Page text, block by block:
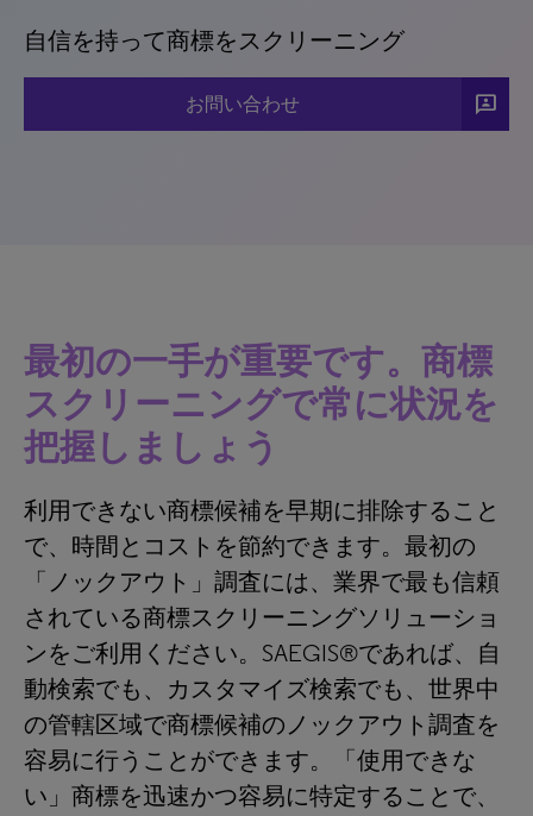
自信を持って商標をスクリーニング
お問い合わせ 3p
最初の一手が重要です。商標
スクリーニングで常に状況を
把握しましょう
利用できない商標候補を早期に排除すること
で、時間とコストを節約できます。最初の
「ノックアウト」調査には、業界で最も信頼
されている商標スクリーニングソリューショ
ンをご利用ください。SAEGIS®であれば、自
動検索でも、カスタマイズ検索でも、世界中
の管轄区域で商標候補のノックアウト調査を
容易に行うことができます。「使用できな
い」商標を迅速かつ容易に特定することで、